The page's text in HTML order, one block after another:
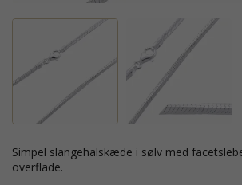
Simpel slangehalskæde i sølv med facetsleben og blank
overflade.